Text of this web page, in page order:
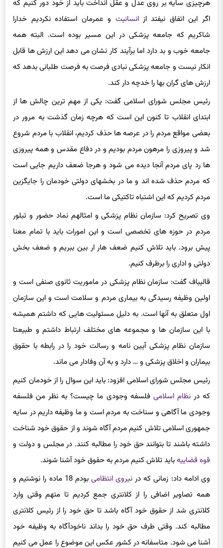
هرچیزی سایه بر روی عدل و عقل انداخت باید از خود دور کنیم که
اگر این اتفاق نیفتد ازانسانیت و عمرمان استفاده نکردیم خدارا
شاکریم که جامعه پزشکی در این مسیر بوده است. البته همه
جامعه خوب و بد دارد اما برآیند کار نشان می دهد این ارزش ها قابل
انکار نیست و جامعه پزشکی نبادی فرصت به فرصت طلبانی بدهد که
ارزش های گران بها را خدچه دار کند.
رئیس مجلس شورای اسلامی گفت: یکی از مهم ترین چالش ها از
ابتدای انقلاب تا کنون این است که هرچه زمان گذشت به مرور در
بعضی مواقع مردم را در عرصه ها حذف کردیم، انقلاب با مردم شروع
شد و پیروزی را مرهون مردم بودیم و در دفاع مقدس و همه پیروزی
ها رد پای مردم آنجا دیده می شود و هرجا ضعف داریم جایی است
که مردم حذف شده اند و ما در بخشهای دولتی خودمان را جایگزین
مردم کردیم که این اشتباه تاکتیکی ما است.
وی تصریح کرد: سازمان نظام پزشکی و امثالهم نماد حضور و تبلور
مردم در حوزه های تخصصی است و این امورات باید با تمام معنا
پیش برود. باید تلاش کنیم ضعف هار ار بین ببریم و ضعف بخش
دولتی و اداری را برطرف کنیم.
قالیباف گفت: سازمان نظام پزشکی در ماموریت ثانوی صنفی است و
اولین وظیفه رسیدگی به بیماری مردم و سلامت است و این سازمان
اول متعلق به آنها است. به دلیل مسئولیت هایی که داشتم همیشه
با این سازمان ها و مجموعه های مختلف ارتباط داشتم و طبیعتا
سازمان نظام پزشکی آیین نامه و رسالت خود را در رابطه با حقوق
بیماران و اخلاق پزشکی و … دارد و به آن وفادار می ماند.
رئیس مجلس شورای اسلامی افزود: باید این سوال را از خودمان کنیم
که درنظام اسلامی فلسفه وجودی ما چیست؟ به نظر من فلسفه
وجودی ما آگاهی و سناخت به مردم است و ما وظیفه داریم در سایه
جمهوری اسلامی تلاش کنیم مردم آگاه شوند و از حقوق خود شناخت
داشته باشند تا بتوانند حق خود را مطالبه کنند. در مجلس و دولت و
قوه قضاییهباید تلاش کنیم مردم به حقوق خود آشنا شوند.
وی ادامه داد: زمانی که در نیروی انتظامی
بودم 18 ماده را نوشتیم و
همه تصاویر اضافی را از کلانتری جمع کردیم تا متهم وقتی وارد
کلانتری شد از حقوق خود آگاه باشد تا حق خود را از رئیس کلانتری
مطالبه کند. وقتی طرف حق خود را بداند ناخودآگاه به وظیفه خود